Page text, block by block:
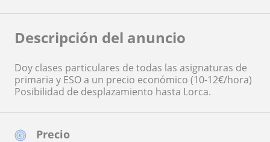
Precio
Descripción del anuncio
Doy clases particulares de todas las asignaturas de
primaria y ESO a un precio económico (10-12€/hora)
Posibilidad de desplazamiento hasta Lorca.